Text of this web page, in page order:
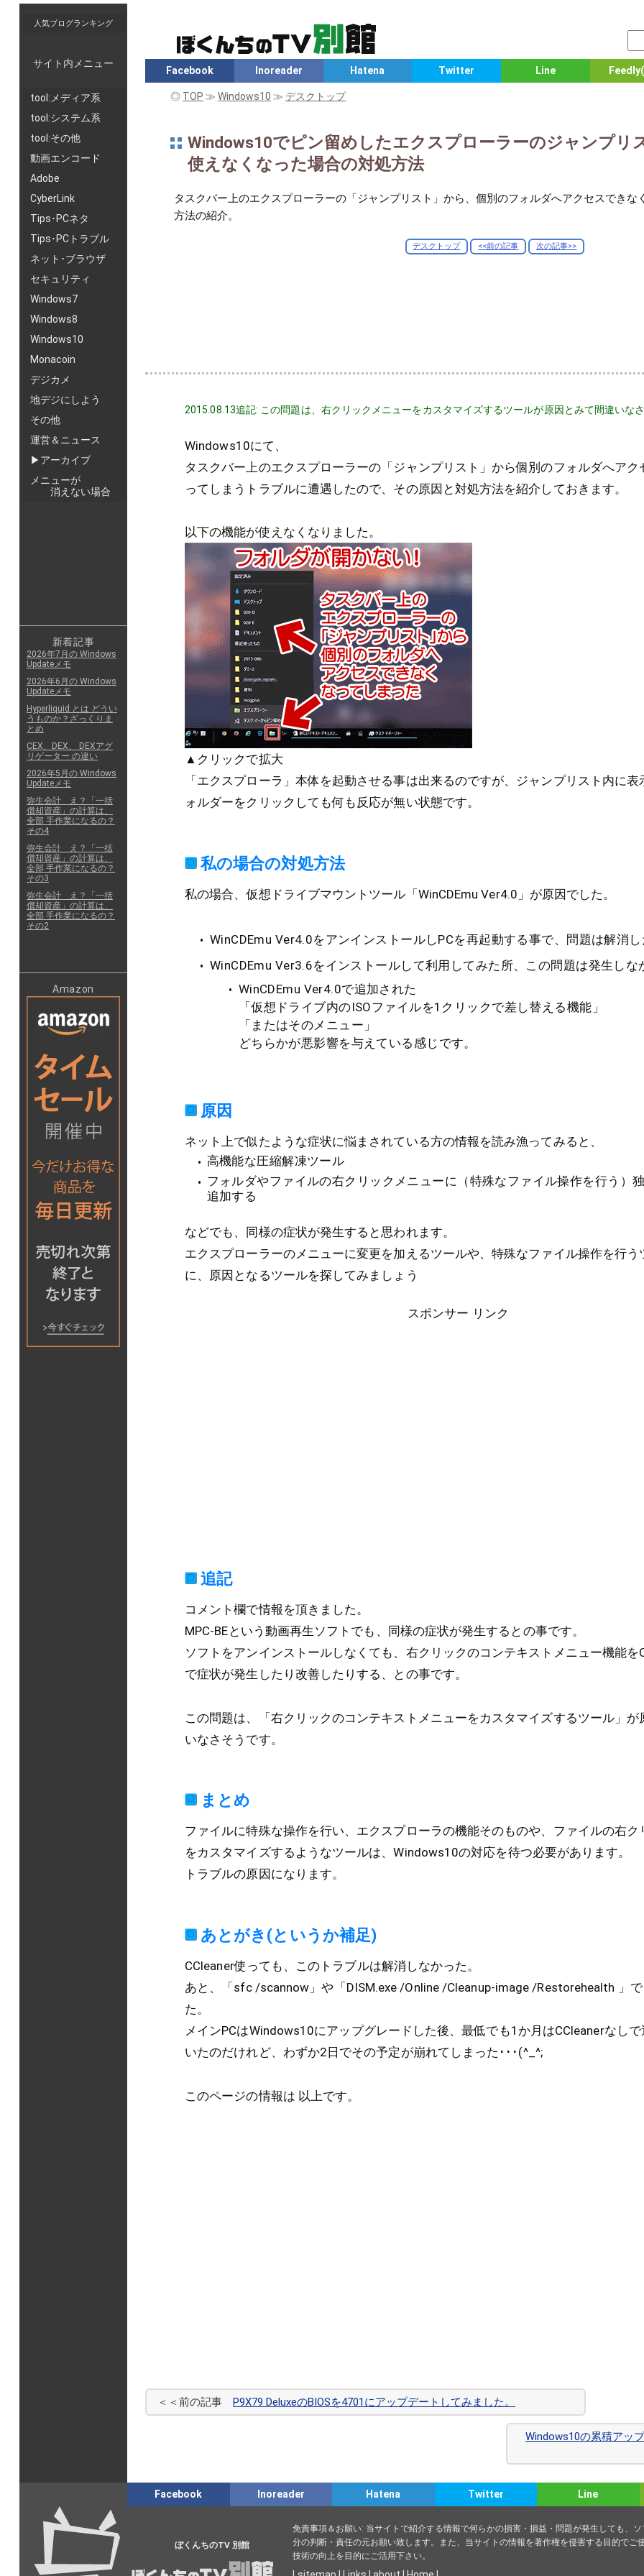
人気ブログランキング
サイト内メニュー
tool:メディア系
tool:システム系
tool:その他
動画エンコード
Adobe
CyberLink
Tips･PCネタ
Tips･PCトラブル
ネット･ブラウザ
セキュリティ
Windows7
Windows8
Windows10
Monacoin
デジカメ
地デジにしよう
その他
運営＆ニュース
▶アーカイブ
メニューが
消えない場合
Facebook Inoreader Hatena Twitter Line
◎ TOP ≫ Windows10 ≫ デスクトップ
Windows10でピン留めしたエクスプローラーのジャンプリ
使えなくなった場合の対処方法
タスクバー上のエクスプローラーの「ジャンプリスト」から、個別のフォルダへアクセスでき
方法の紹介。
デスクトップ <<前の記事 次の記事>>
2015.08.13追記: この問題は、右クリックメニューをカスタマイズするツールが原因とみて間違いな
Windows10にて、
タスクバー上のエクスプローラーの「ジャンプリスト」から個別のフォルダへアク
ってしまうトラブルに遭遇したので、その原因と対処方法を紹介しておきます。
以下の機能が使えなくなりました。
▲クリックで拡大
「エクスプローラ」本体を起動させる事は出来るのですが、ジャンプリスト内に表
ォルダーをクリックしても何も反応が無い状態です。
私の場合の対処方法
私の場合、仮想ドライブマウントツール「WinCDEmu Ver4.0」が原因でした。
WinCDEmu Ver4.0をアンインストールしPCを再起動する事で、問題は解消し
WinCDEmu Ver3.6をインストールして利用してみた所、この問題は発生しな
WinCDEmu Ver4.0で追加された
「仮想ドライブ内のISOファイルを1クリックで差し替える機能」
「またはそのメニュー」
どちらかが悪影響を与えている感じです。
原因
ネット上で似たような症状に悩まされている方の情報を読み漁ってみると、
高機能な圧縮解凍ツール
フォルダやファイルの右クリックメニューに（特殊なファイル操作を行う）
追加する
などでも、同様の症状が発生すると思われます。
エクスプローラーのメニューに変更を加えるツールや、特殊なファイル操作を行う
に、原因となるツールを探してみましょう
スポンサー リンク
追記
コメント欄で情報を頂きました。
MPC-BEという動画再生ソフトでも、同様の症状が発生するとの事です。
ソフトをアンインストールしなくても、右クリックのコンテキストメニュー機能を
で症状が発生したり改善したりする、との事です。
この問題は、「右クリックのコンテキストメニューをカスタマイズするツール」が
いなさそうです。
まとめ
ファイルに特殊な操作を行い、エクスプローラの機能そのものや、ファイルの右ク
をカスタマイズするようなツールは、Windows10の対応を待つ必要があります。
トラブルの原因になります。
あとがき(というか補足)
CCleaner使っても、このトラブルは解消しなかった。
あと、「sfc /scannow」や「DISM.exe /Online /Cleanup-image /Restorehealth 」
た。
メインPCはWindows10にアップグレードした後、最低でも1か月はCCleanerなし
いたのだけれど、わずか2日でその予定が崩れてしまった･･･(^_^;
このページの情報は 以上です。
新着記事
2026年7月の Windows
Updateメモ
2026年6月の Windows
Updateメモ
Hyperliquid とは どうい
うものか？ざっくりま
とめ
CEX、DEX、 DEXアグ
リゲーター の違い
2026年5月の Windows
Updateメモ
弥生会計 え？「一括
償却資産」の計算は、
全部 手作業になるの？
その4
弥生会計 え？「一括
償却資産」の計算は、
全部 手作業になるの？
その3
弥生会計 え？「一括
償却資産」の計算は、
全部 手作業になるの？
その2
Amazon
＜＜前の記事 P9X79 DeluxeのBIOSを4701にアップデートしてみました。
Windows10の累積アッ
Facebook Inoreader Hatena Twitter Line
ぼくんちのTV 別館
免責事項＆お願い: 当サイトで紹介する情報で何らかの損害・損益・問題が発生しても、
分の判断・責任の元お願い致します。また、当サイトの情報を著作権を侵害する目的で
技術の向上を目的にご活用下さい。